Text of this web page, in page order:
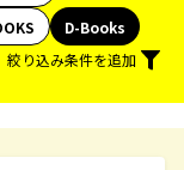
D-Books
絞り込み条件を追加